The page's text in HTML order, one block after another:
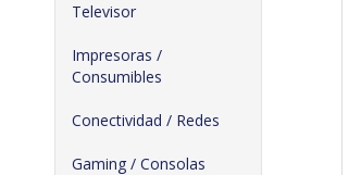
Televisor
Impresoras /
Consumibles
Conectividad / Redes
Gaming / Consolas